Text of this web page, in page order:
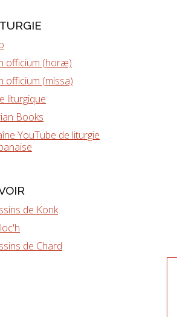
officium (horæ)
officium (missa)
liturgique
Books
YouTube de liturgie
de Konk
de Chard